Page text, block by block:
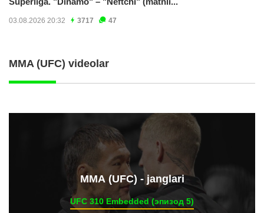
03.08.2026 20:32 3717 47
MMA (UFC) videolar
ММА (UFC) - janglari
UFC 310 Embedded (эпизод 5)